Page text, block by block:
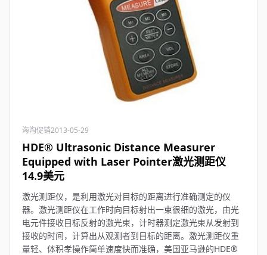
海淘促销2013-05-29
HDE® Ultrasonic Distance Measurer
Equipped with Laser Pointer激光测距仪
14.9美元
激光测距仪，是利用激光对目标的距离进行准确测定的仪
器。激光测距仪在工作时向目标射出一束很细的激光，由光
电元件接收目标反射的激光束，计时器测定激光束从发射到
接收的时间，计算出从观测者到目标的距离。激光测距仪重
量轻、体积孝操作简单速度快而准确，美国亚马逊的HDE®